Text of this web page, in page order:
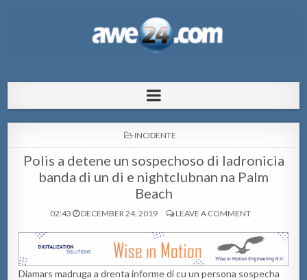
pa Aruba
POSTED
INCIDENTE
Polis a detene un sospechoso di ladronicia
banda di un di e nightclubnan na Palm
Beach
02:43 DECEMBER 24, 2019 LEAVE A COMMENT
Diamars madruga a drenta informe di cu un persona sospecha